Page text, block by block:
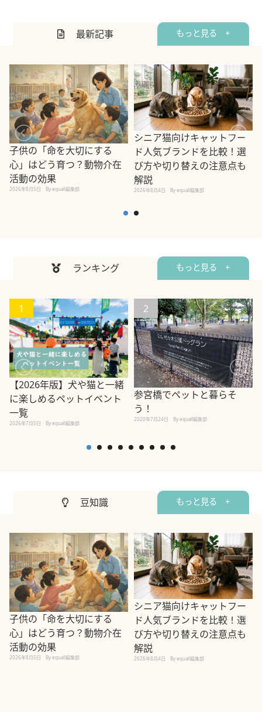
最新記事 もっと見る +
子供の「命を大切にする
心」はどう育つ？動物介在
活動の効果
2026年8月5日 By equall編集部
シニア猫向けキャットフー
ド人気ブランドを比較！選
び方や切り替えの注意点も
解説
2026年8月4日 By equall編集部
ランキング もっと見る +
1
【2026年版】犬や猫と一緒
に楽しめるペットイベント
一覧
2026年7月5日 By equall編集部
2
参宮橋でペットと暮らそ
う！
2020年7月24日 By equall編集部
豆知識 もっと見る +
子供の「命を大切にする
心」はどう育つ？動物介在
活動の効果
2026年8月5日 By equall編集部
シニア猫向けキャットフー
ド人気ブランドを比較！選
び方や切り替えの注意点も
解説
2026年8月4日 By equall編集部